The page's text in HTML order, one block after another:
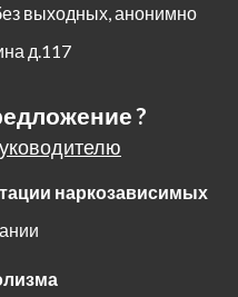
выходных, анонимно
д.117
?
наркозависимых